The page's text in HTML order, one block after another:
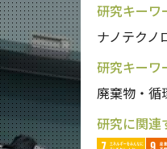
研究キーワ
ナノテクノ
研究キーワ
廃棄物・循
研究に関連